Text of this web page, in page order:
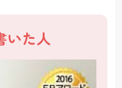
いた人